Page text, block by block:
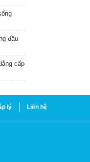
đầu
cấp
lý Liên hệ